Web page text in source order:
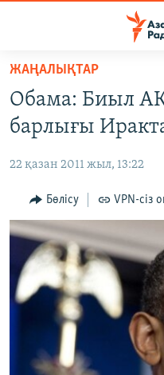
Skip
main
content
to
Navigation
Skip
Search
ЖАҢАЛЫҚТАР
САЯСАТ
AZATTYQTV
ҚАҢТАР ОҚИҒАСЫ
АДАМ ҚҰҚЫҚТАРЫ
ӘЛЕУМЕТ
ӘЛЕМ
АРНАЙЫ ЖОБАЛАР
Русский
ЖАЗЫЛЫҢЫЗ
ЖАҢАЛЫҚТАР
Обама: Биыл
барлығы
22 қазан 2011 жыл, 13:22
Бөлісу VPN-сіз